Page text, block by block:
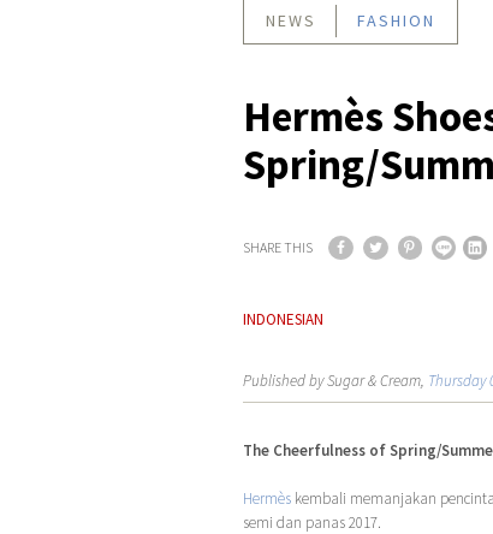
NEWS FASHION
Hermès
Spring/
SHARE THIS
INDONESIAN
Published by Sugar & Cream, Thursday
The Cheerfulness of Spring/
Hermès kembali memanjakan
semi dan panas 2017.